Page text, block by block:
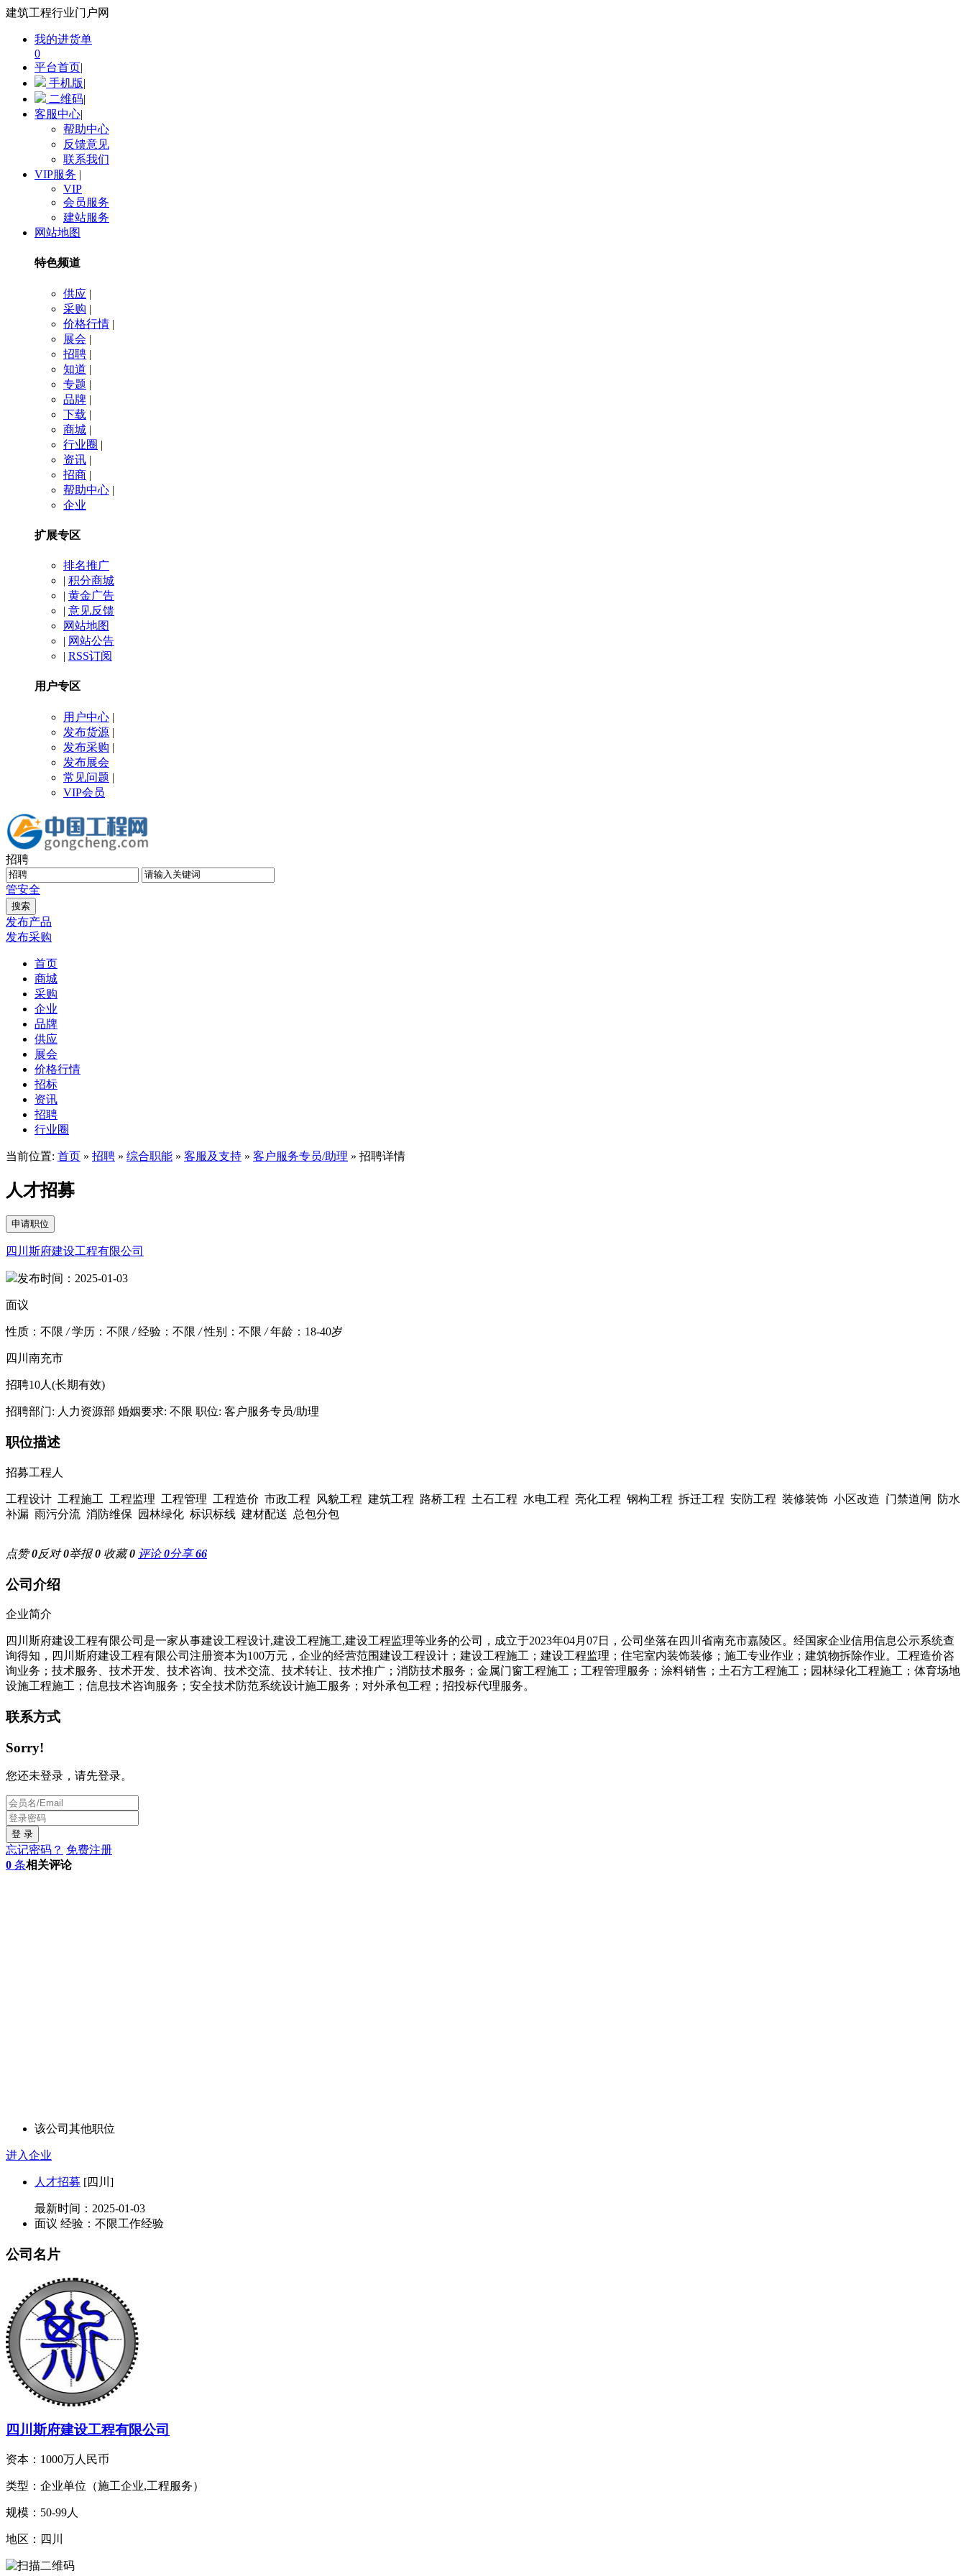
建筑工程行业门户网
我的进货单
0
平台首页|
手机版|
二维码|
客服中心|
帮助中心
反馈意见
联系我们
VIP服务 |
VIP
会员服务
建站服务
网站地图
特色频道
供应 |
采购 |
价格行情 |
展会 |
招聘 |
知道 |
专题 |
品牌 |
下载 |
商城 |
行业圈 |
资讯 |
招商 |
帮助中心 |
企业
扩展专区
排名推广
| 积分商城
| 黄金广告
| 意见反馈
网站地图
| 网站公告
| RSS订阅
用户专区
用户中心 |
发布货源 |
发布采购 |
发布展会
常见问题 |
VIP会员
招聘
管安全
发布产品
发布采购
首页
商城
采购
企业
品牌
供应
展会
价格行情
招标
资讯
招聘
行业圈
当前位置: 首页 » 招聘 » 综合职能 » 客服及支持 » 客户服务专员/助理 » 招聘详情
人才招募
申请职位
四川斯府建设工程有限公司
发布时间：2025-01-03
面议
性质：不限/学历：不限/经验：不限/性别：不限/年龄：18-40岁
四川南充市
招聘10人(长期有效)
招聘部门: 人力资源部 婚姻要求: 不限 职位: 客户服务专员/助理
职位描述
招募工程人
工程设计 工程施工 工程监理 工程管理 工程造价 市政工程 风貌工程 建筑工程 路桥工程 土石工程 水电工程 亮化工程 钢构工程 拆迁工程 安防工程 装修装饰 小区改造 门禁道闸 防水
补漏 雨污分流 消防维保 园林绿化 标识标线 建材配送 总包分包
点赞0反对0举报0 收藏0 评论0分享66
公司介绍
企业简介
四川斯府建设工程有限公司是一家从事建设工程设计,建设工程施工,建设工程监理等业务的公司，成立于2023年04月 07日，公司坐落在四川省南充市嘉陵区。经国家企业信用信息公示系统查
询得知，四川斯府建设工程有限公司注册资本为100万元，企业的经营范围建设工程设计；建设工程施工；建设工程监理；住宅室内装饰装修；施工专业作业；建筑物拆除作业。工程造价咨
询业务；技术服务、技术开发、技术咨询、技术交流、技术转让、技术推广；消防技术服务；金属门窗工程施工；工程管理服务；涂料销售；土石方工程施工；园林绿化工程施工；体育场地
设施工程施工；信息技术咨询服务；安全技术防范系统设计施工服务；对外承包工程；招投标代理服务。
联系方式
Sorry!
您还未登录，请先登录。
忘记密码？ 免费注册
0 条相关评论
该公司其他职位
进入企业
人才招募 [四川]
最新时间：2025-01-03
面议 经验：不限工作经验
公司名片
四川斯府建设工程有限公司
资本：1000万人民币
类型：企业单位（施工企业,工程服务）
规模：50-99人
地区：四川